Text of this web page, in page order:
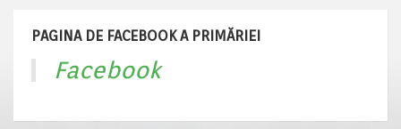
PAGINA DE FACEBOOK A PRIMĂRIEI
Facebook